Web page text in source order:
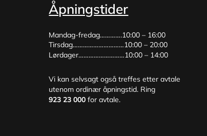
Åpningstider
Mandag-fredag………….10:00 – 16:00
Tirsdag…………………………10:00 – 20:00
Lørdager………………………10:00 – 14:00
Vi kan selvsagt også treffes etter avtale
utenom ordinær åpningstid. Ring
923 23 000 for avtale.